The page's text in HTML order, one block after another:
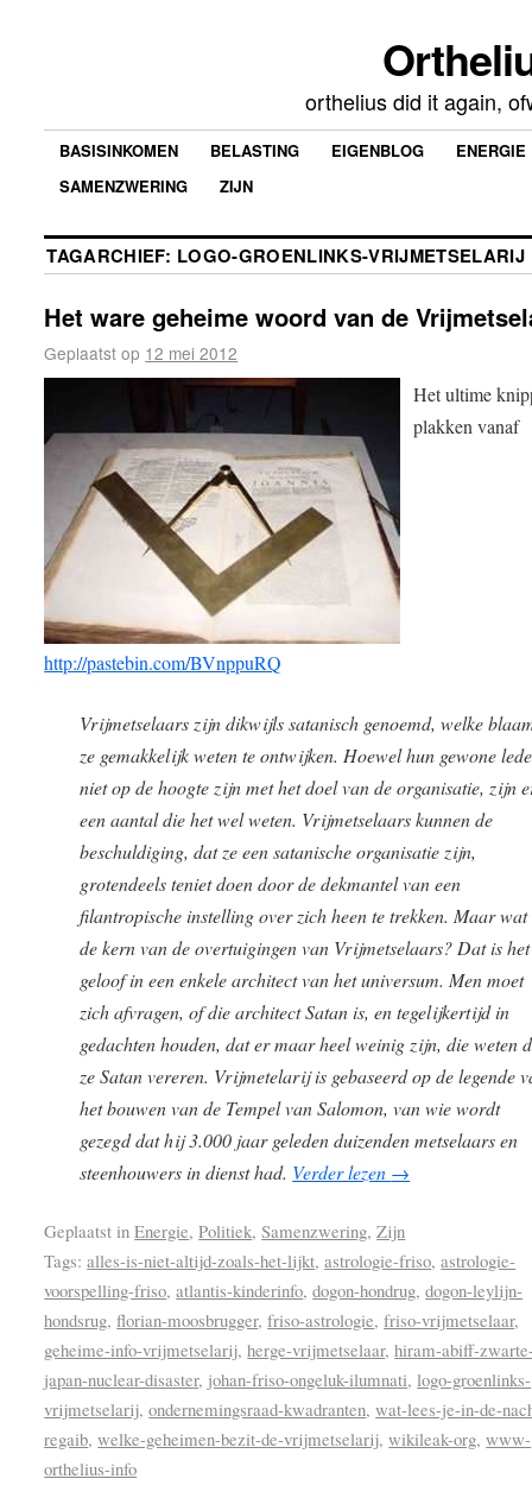
orthelius did it again,
BASISINKOMEN BELASTING EIGENBLOG
ENERGIE
SAMENZWERING
ZIJN
TAGARCHIEF: LOGO-GROENLINKS-VRIJMETSELARIJ
Het ware geheime woord van de
Geplaatst op 12 mei 2012
Het ultime
plakken vanaf
http://pastebin.com/BVnppuRQ
Vrijmetselaars zijn dikwijls satanisch genoemd, welke
ze gemakkelijk weten te ontwijken. Hoewel hun gewone
niet op de hoogte zijn met het doel van de organisatie, zijn
een aantal die het wel weten. Vrijmetselaars kunnen de
beschuldiging, dat ze een satanische organisatie zijn,
grotendeels teniet doen door de dekmantel van een
filantropische instelling over zich heen te trekken. Maar wat
de kern van de overtuigingen van Vrijmetselaars? Dat is het
geloof in een enkele architect van het universum. Men moet
zich afvragen, of die architect Satan is, en tegelijkertijd in
gedachten houden, dat er maar heel weinig zijn, die weten
ze Satan vereren. Vrijmetelarij is gebaseerd op de legende
het bouwen van de Tempel van Salomon, van wie wordt
gezegd dat hij 3.000 jaar geleden duizenden metselaars en
steenhouwers in dienst had. Verder lezen →
Geplaatst in Energie,Politiek,Samenzwering,Zijn
Tags: alles-is-niet-altijd-zoals-het-lijkt,astrologie-friso,astrologie-
voorspelling-friso,atlantis-kinderinfo,dogon-hondrug,dogon-leylijn-
hondsrug,florian-moosbrugger,friso-astrologie,friso-vrijmetselaar,
geheime-info-vrijmetselarij,herge-vrijmetselaar,hiram-abiff-
japan-nuclear-disaster, johan-friso-ongeluk-ilumnati,logo-groenlinks-
vrijmetselarij,ondernemingsraad-kwadranten,wat-lees-je-in-de-
regaib,welke-geheimen-bezit-de-vrijmetselarij,wikileak-org,www-
orthelius-info